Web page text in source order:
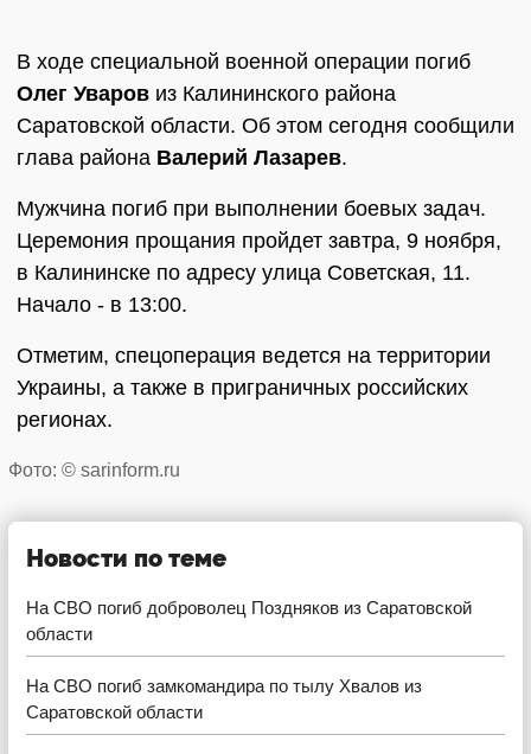
В ходе специальной военной операции погиб
Олег Уваров из Калининского района
Саратовской области. Об этом сегодня сообщили
глава района Валерий Лазарев.
Мужчина погиб при выполнении боевых задач.
Церемония прощания пройдет завтра, 9 ноября,
в Калининске по адресу улица Советская, 11.
Начало - в 13:00.
Отметим, спецоперация ведется на территории
Украины, а также в приграничных российских
регионах.
Фото: © sarinform.ru
Новости по теме
На СВО погиб доброволец Поздняков из Саратовской
области
На СВО погиб замкомандира по тылу Хвалов из
Саратовской области